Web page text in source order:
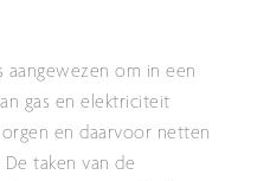
aangewezen om in een
gas en elektriciteit
en daarvoor netten
taken van de